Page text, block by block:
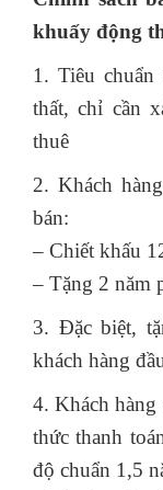
khuấy động
1. Tiêu
thất, chỉ cần
thuê
2. Khách
bán:
– Chiết khấu
– Tặng 2 năm
3. Đặc biệt,
khách hàng
4. Khách
thức thanh
độ chuẩn 1,5